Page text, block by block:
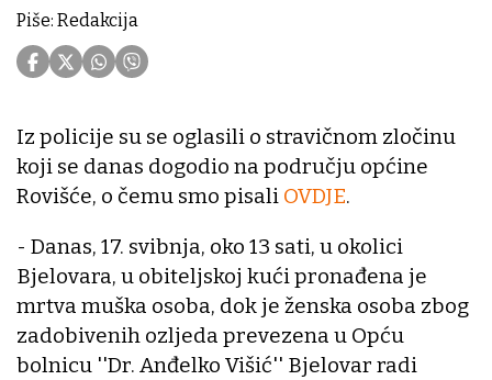
Piše: Redakcija
Iz policije su se oglasili o stravičnom zločinu
koji se danas dogodio na području općine
Rovišće, o čemu smo pisali OVDJE.
- Danas, 17. svibnja, oko 13 sati, u okolici
Bjelovara, u obiteljskoj kući pronađena je
mrtva muška osoba, dok je ženska osoba zbog
zadobivenih ozljeda prevezena u Opću
bolnicu ''Dr. Anđelko Višić'' Bjelovar radi